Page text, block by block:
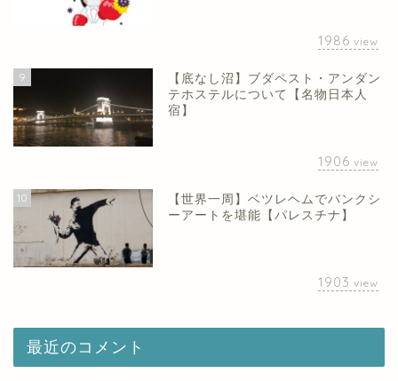
1986 view
9
【底なし沼】ブダペスト・アンダン
テホステルについて【名物日本人
宿】
1906 view
10
【世界一周】ベツレヘムでバンクシ
ーアートを堪能【パレスチナ】
1903 view
最近のコメント